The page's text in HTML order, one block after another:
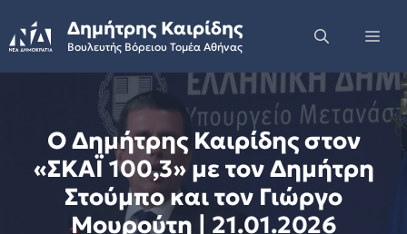
to
content
Δημήτρης Καιρίδης
Βουλευτής Βόρειου Τομέα Αθήνας
Ο Δημήτρης Καιρίδης στον
«ΣΚΑΪ 100,3» με τον Δημήτρη
Στούμπο και τον Γιώργο
Μουρούτη | 21.01.2026